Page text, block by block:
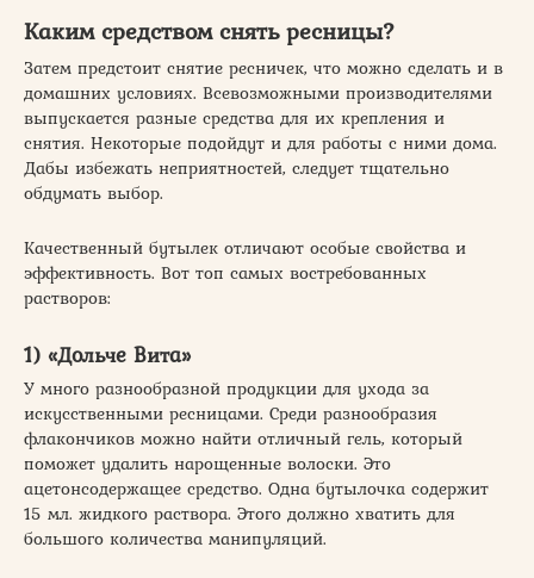
Каким средством снять ресницы?
Затем предстоит снятие ресничек, что можно сделать и в
домашних условиях. Всевозможными производителями
выпускается разные средства для их крепления и
снятия. Некоторые подойдут и для работы с ними дома.
Дабы избежать неприятностей, следует тщательно
обдумать выбор.
Качественный бутылек отличают особые свойства и
эффективность. Вот топ самых востребованных
растворов:
1) «Дольче Вита»
У много разнообразной продукции для ухода за
искусственными ресницами. Среди разнообразия
флакончиков можно найти отличный гель, который
поможет удалить нарощенные волоски. Это
ацетонсодержащее средство. Одна бутылочка содержит
15 мл. жидкого раствора. Этого должно хватить для
большого количества манипуляций.